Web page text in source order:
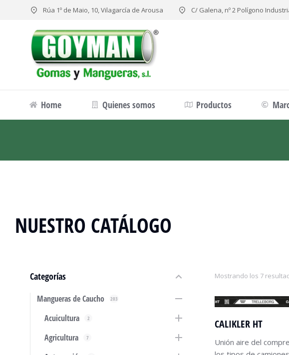
Rúa 1º de Maio, 10, Vilagarcía de Arousa C/ Galena, nº 2 Polígono
Home Quienes somos Productos
NUESTRO CATÁLOGO
Categorías
Mangueras de Caucho 203
Acuicultura 2
Agricultura 7
Mostrando los 7
CALIKLER HT
Unión aire del